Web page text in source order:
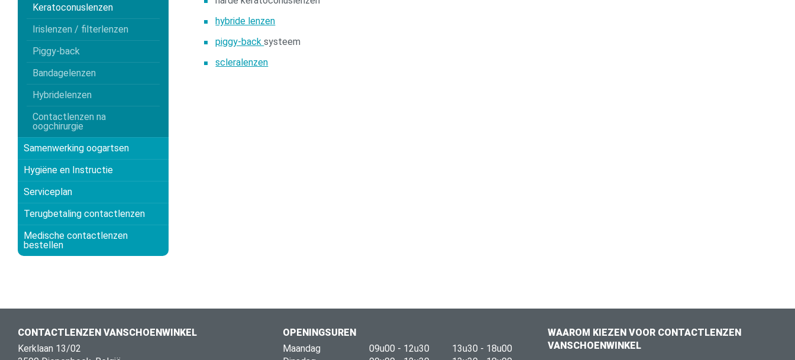
Keratoconuslenzen
Irislenzen / filterlenzen
Piggy-back
Bandagelenzen
Hybridelenzen
Contactlenzen na
oogchirurgie
Samenwerking oogartsen
Hygiëne en Instructie
Serviceplan
Terugbetaling contactlenzen
Medische contactlenzen
bestellen
hybride lenzen
piggy-backsysteem
scleralenzen
CONTACTLENZEN VANSCHOENWINKEL
Kerklaan 13/02
OPENINGSUREN
Maandag
09u00 - 12u30
13u30 - 18u00
WAAROM KIEZEN VOOR CONTACTLENZEN
VANSCHOENWINKEL